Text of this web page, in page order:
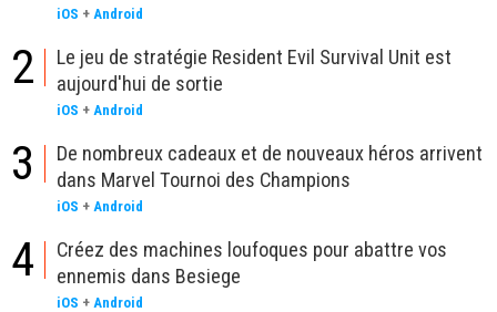
iOS + Android
2
Le jeu de stratégie Resident Evil Survival Unit est
aujourd'hui de sortie
iOS + Android
3
De nombreux cadeaux et de nouveaux héros arrivent
dans Marvel Tournoi des Champions
iOS + Android
4
Créez des machines loufoques pour abattre vos
ennemis dans Besiege
iOS + Android